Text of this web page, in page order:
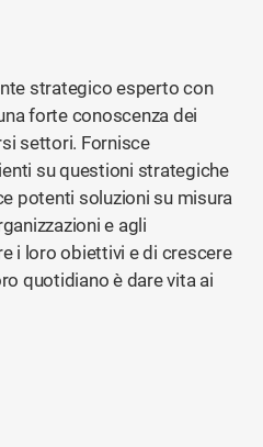
strategico esperto con
forte conoscenza dei
settori. Fornisce
su questioni strategiche
potenti soluzioni su misura
e agli
i loro obiettivi e di crescere
quotidiano è dare vita ai